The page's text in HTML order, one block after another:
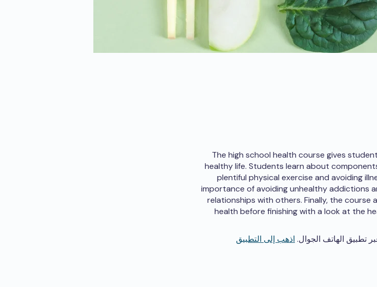
The high school health course gives
healthy life. Students learn about
plentiful physical exercise and avoiding
importance of avoiding unhealthy addictions
relationships with others. Finally, the course
health before finishing with a look at the
تطبيق الهاتف الجوال. اذهب إلى التطبيق